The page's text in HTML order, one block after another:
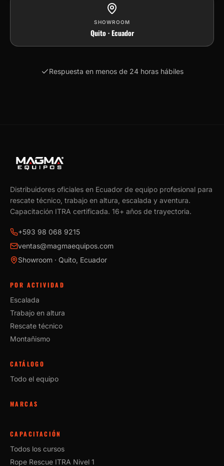
SHOWROOM
Quito · Ecuador
Respuesta en menos de 24 horas hábiles
Distribuidores oficiales en Ecuador de equipo profesional para
rescate técnico, trabajo en altura, escalada y aventura.
Capacitación ITRA certificada. 16+ años de trayectoria.
+593 98 068 9215
ventas@magmaequipos.com
Showroom · Quito, Ecuador
POR ACTIVIDAD
Escalada
Trabajo en altura
Rescate técnico
Montañismo
CATÁLOGO
Todo el equipo
MARCAS
CAPACITACIÓN
Todos los cursos
Rope Rescue ITRA Nivel 1